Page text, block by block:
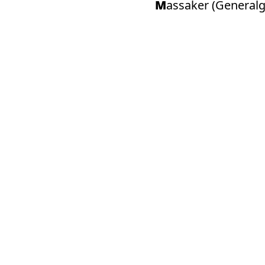
Massaker